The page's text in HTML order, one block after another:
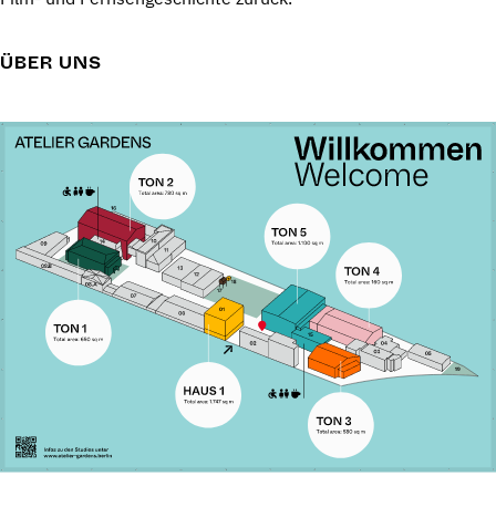
ÜBER UNS
Atelier
Gardens
Plan